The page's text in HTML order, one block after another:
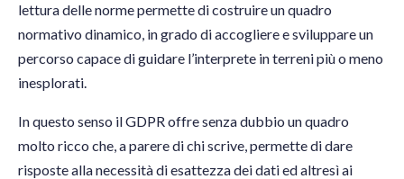
lettura delle norme permette di costruire un quadro
normativo dinamico, in grado di accogliere e sviluppare un
percorso capace di guidare l’interprete in terreni più o meno
inesplorati.
In questo senso il GDPR offre senza dubbio un quadro
molto ricco che, a parere di chi scrive, permette di dare
risposte alla necessità di esattezza dei dati ed altresì ai